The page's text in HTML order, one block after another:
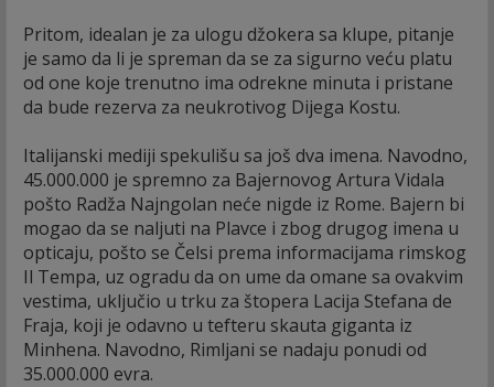
Pritom, idealan je za ulogu džokera sa klupe, pitanje
je samo da li je spreman da se za sigurno veću platu
od one koje trenutno ima odrekne minuta i pristane
da bude rezerva za neukrotivog Dijega Kostu.
Italijanski mediji spekulišu sa još dva imena. Navodno,
45.000.000 je spremno za Bajernovog Artura Vidala
pošto Radža Najngolan neće nigde iz Rome. Bajern bi
mogao da se naljuti na Plavce i zbog drugog imena u
opticaju, pošto se Čelsi prema informacijama rimskog
Il Tempa, uz ogradu da on ume da omane sa ovakvim
vestima, uključio u trku za štopera Lacija Stefana de
Fraja, koji je odavno u tefteru skauta giganta iz
Minhena. Navodno, Rimljani se nadaju ponudi od
35.000.000 evra.